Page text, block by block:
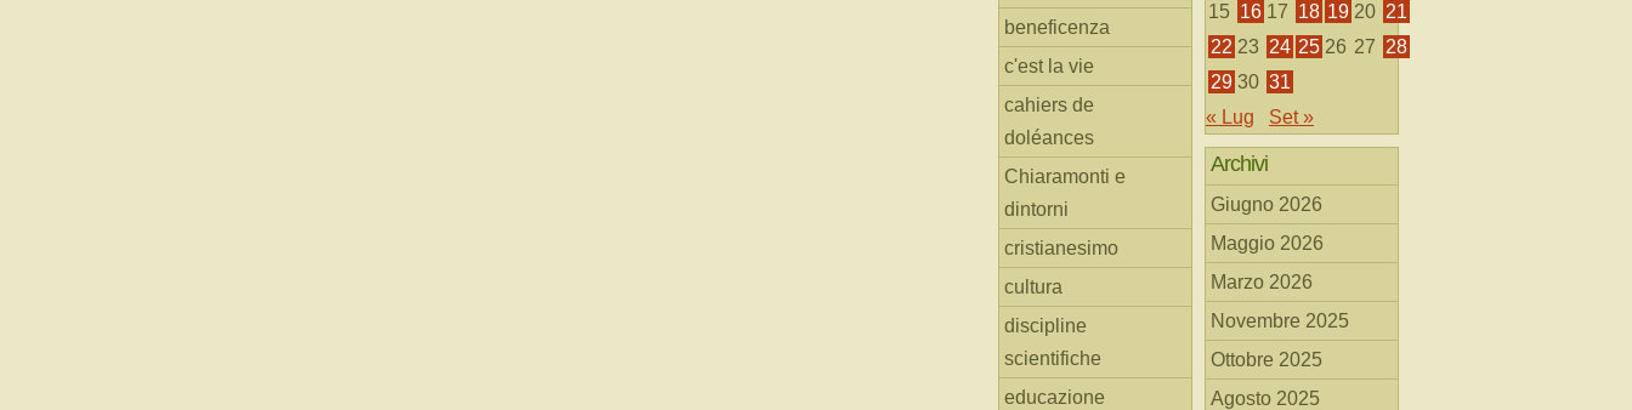
beneficenza
c'est la vie
cahiers de
doléances
Chiaramonti e
dintorni
cristianesimo
cultura
discipline
scientifiche
educazione
15 16 17 18 19 20 21
22 23 24 25 26 27 28
29 30 31
« Lug
Set »
Archivi
Giugno 2026
Maggio 2026
Marzo 2026
Novembre 2025
Ottobre 2025
Agosto 2025